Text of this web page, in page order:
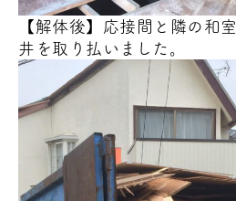
【解体後】応接間と隣の和
井を取り払いました。